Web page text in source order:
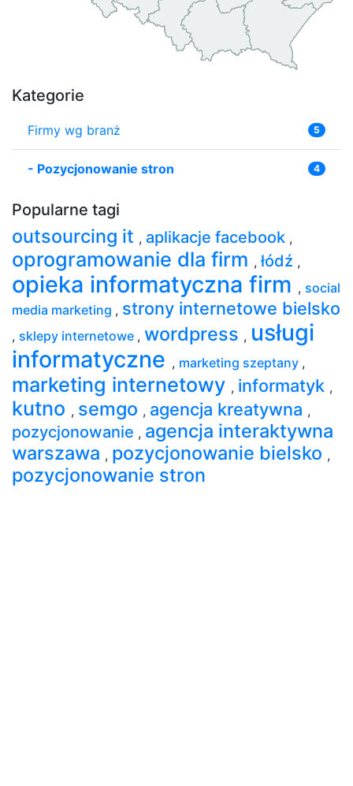
Kategorie
Firmy wg branż 5
- Pozycjonowanie stron 4
Popularne tagi
outsourcing it , aplikacje facebook ,
oprogramowanie dla firm , łódź ,
opieka informatyczna firm , social
media marketing , strony internetowe bielsko
, sklepy internetowe , wordpress , usługi
informatyczne , marketing szeptany ,
marketing internetowy , informatyk ,
kutno , semgo , agencja kreatywna ,
pozycjonowanie , agencja interaktywna
warszawa , pozycjonowanie bielsko ,
pozycjonowanie stron